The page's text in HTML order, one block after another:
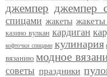
джемпер джемпер
спицами жакеты
казино вулкан кардиган
кофточки спицами кулинария
вязанию модное
советы праздники